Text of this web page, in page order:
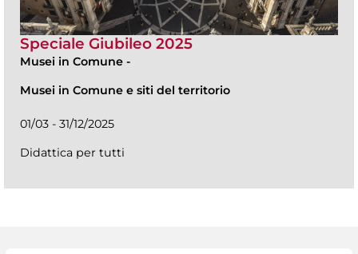
Speciale Giubileo 2025
Musei in Comune -
Musei in Comune e siti del territorio
01/03 - 31/12/2025
Didattica per tutti